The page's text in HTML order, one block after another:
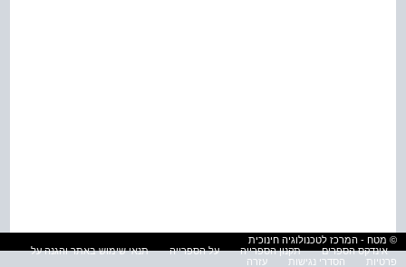
© מטח - המרכז לטכנולוגיה חינוכית
אינדקס הספרים
תקנון הספרייה על הספרייה
תנאי שימוש באתר והגנה על
פרטיות
הסדרי נגישות עזרה